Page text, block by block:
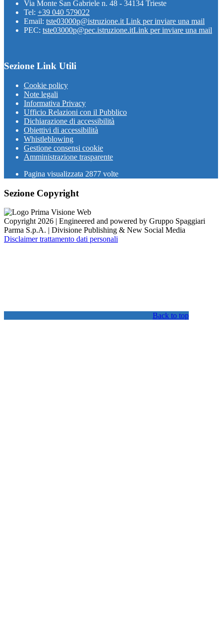
Via Monte San Gabriele n. 48 - 34134 Trieste
Tel: +39 040 579022
Email: tste03000p@istruzione.it Link per inviare una mail
PEC: tste03000p@pec.istruzione.itLink per inviare una mail
Sezione Link Utili
Cookie policy
Note legali
Informativa Privacy
Ufficio Relazioni con il Pubblico
Dichiarazione di accessibilità
Obiettivi di accessibilità
Whistleblowing
Gestione consensi cookie
Amministrazione trasparente
Pagina visualizzata 2877 volte
Sezione Copyright
Copyright 2026 | Engineered and powered by Gruppo Spaggiari
Parma S.p.A. | Divisione Publishing & New Social Media
Disclaimer trattamento dati personali
Back to top